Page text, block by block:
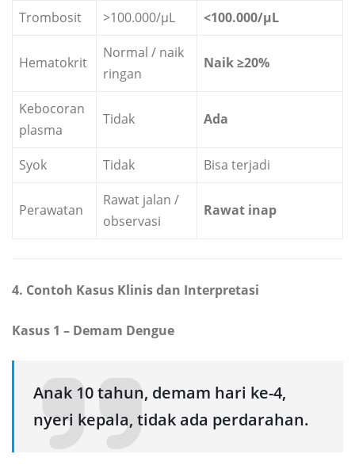
Trombosit
>100.000/µL <100.000/µL
Hematokrit
Normal / naik
ringan
Naik ≥20%
Kebocoran
plasma
Tidak Ada
Syok Tidak Bisa terjadi
Perawatan
Rawat jalan /
observasi
Rawat inap
4. Contoh Kasus Klinis dan Interpretasi
Kasus 1 – Demam Dengue
Anak 10 tahun, demam hari ke-4,
nyeri kepala, tidak ada perdarahan.